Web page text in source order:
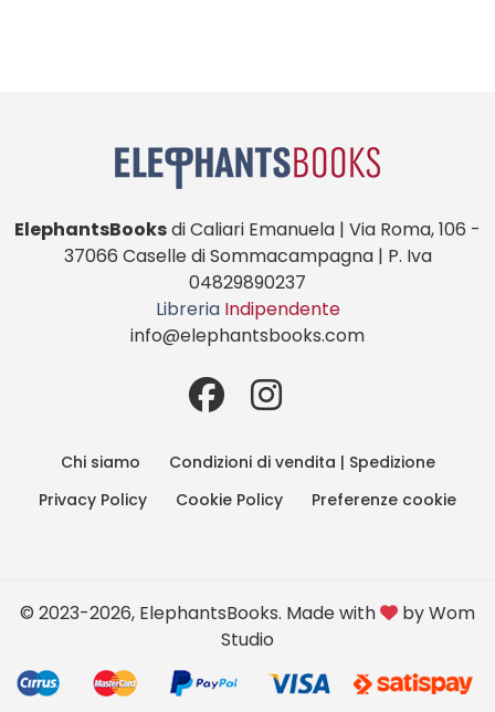
ElephantsBooksdi Caliari Emanuela | Via Roma, 106 -
37066 Caselle di Sommacampagna | P. Iva
04829890237
Libreria Indipendente
info@elephantsbooks.com
Chi siamo
Condizioni di vendita | Spedizione
Privacy Policy
Cookie Policy Preferenze cookie
© 2023-2026, ElephantsBooks. Made with byWom
Studio